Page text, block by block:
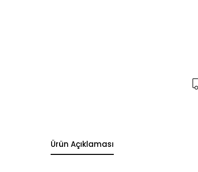
Ürün Açıklaması